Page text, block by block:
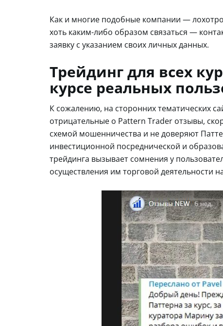
Как и многие подобные компании —
хоть каким-либо образом связаться —
заявку с указанием своих личных данных.
Трейдинг для всех
курсе реальных
К сожалению, на сторонних тематических
отрицательные о Pattern Trader отзывы,
схемой мошенничества и не доверяют
инвестиционной посреднической и
трейдинга вызывает сомнения у
осуществления им торговой деятельности